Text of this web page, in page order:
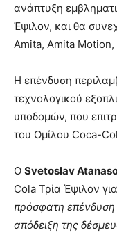
ανάπτυξη
Έψιλον, και θα
Amita, Amita
Η επένδυση
τεχνολογικού
υποδομών, που
του Ομίλου Coca-
O Svetoslav
Cola Τρία Έψιλον
πρόσφατη επένδυση
απόδειξη της